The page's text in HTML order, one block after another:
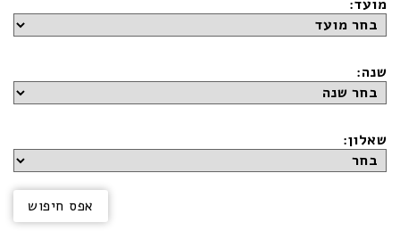
מועד:
שנה:
שאלון: